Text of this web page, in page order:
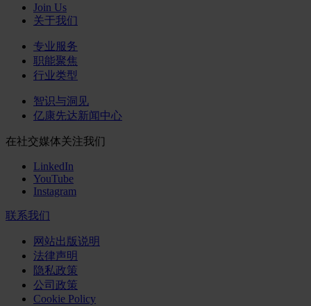
Join Us
关于我们
专业服务
职能聚焦
行业类型
智识与洞见
亿康先达新闻中心
在社交媒体关注我们
LinkedIn
YouTube
Instagram
联系我们
网站出版说明
法律声明
隐私政策
公司政策
Cookie Policy